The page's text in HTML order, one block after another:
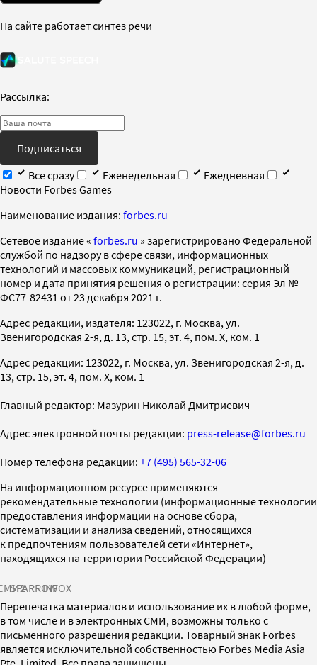
На сайте работает синтез речи
Рассылка:
Подписаться
Все сразу
Еженедельная
Ежедневная
Новости Forbes Games
Наименование издания: forbes.ru
Cетевое издание « forbes.ru » зарегистрировано Федеральной
службой по надзору в сфере связи, информационных
технологий и массовых коммуникаций, регистрационный
номер и дата принятия решения о регистрации: серия Эл №
ФС77-82431 от 23 декабря 2021 г.
Адрес редакции, издателя: 123022, г. Москва, ул.
Звенигородская 2-я, д. 13, стр. 15, эт. 4, пом. X, ком. 1
Адрес редакции: 123022, г. Москва, ул. Звенигородская 2-я, д.
13, стр. 15, эт. 4, пом. X, ком. 1
Главный редактор: Мазурин Николай Дмитриевич
Адрес электронной почты редакции: press-release@forbes.ru
Номер телефона редакции: +7 (495) 565-32-06
На информационном ресурсе применяются
рекомендательные технологии (информационные технологии
предоставления информации на основе сбора,
систематизации и анализа сведений, относящихся
к предпочтениям пользователей сети «Интернет»,
находящихся на территории Российской Федерации)
SPARROWINFOX
Перепечатка материалов и использование их в любой форме,
в том числе и в электронных СМИ, возможны только с
письменного разрешения редакции. Товарный знак Forbes
является исключительной собственностью Forbes Media Asia